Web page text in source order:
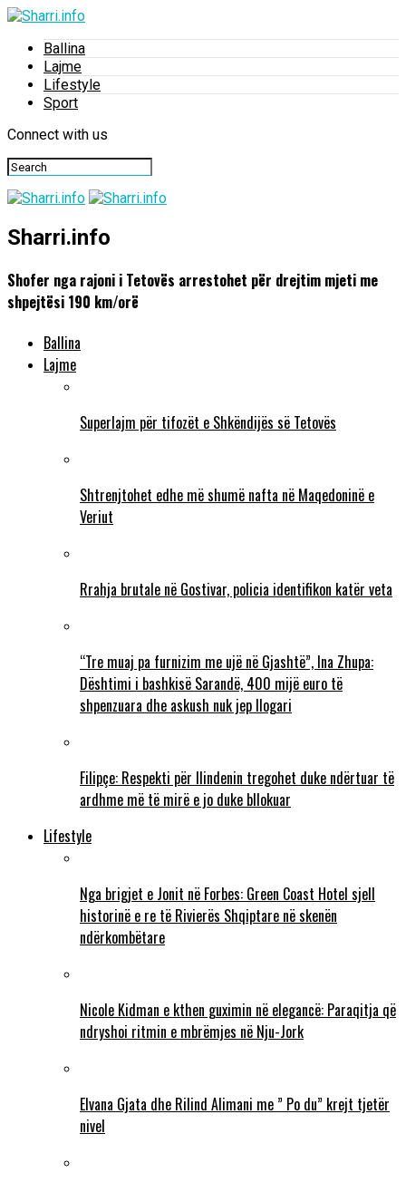
Ballina
Lajme
Lifestyle
Sport
Connect with us
Sharri.info
Shofer nga rajoni i Tetovës arrestohet për drejtim mjeti me
shpejtësi 190 km/orë
Ballina
Lajme
Superlajm për tifozët e Shkëndijës së Tetovës
Shtrenjtohet edhe më shumë nafta në Maqedoninë e
Veriut
Rrahja brutale në Gostivar, policia identifikon katër veta
“Tre muaj pa furnizim me ujë në Gjashtë”, Ina Zhupa:
Dështimi i bashkisë Sarandë, 400 mijë euro të
shpenzuara dhe askush nuk jep llogari
Filipçe: Respekti për Ilindenin tregohet duke ndërtuar të
ardhme më të mirë e jo duke bllokuar
Lifestyle
Nga brigjet e Jonit në Forbes: Green Coast Hotel sjell
historinë e re të Rivierës Shqiptare në skenën
ndërkombëtare
Nicole Kidman e kthen guximin në elegancë: Paraqitja që
ndryshoi ritmin e mbrëmjes në Nju-Jork
Elvana Gjata dhe Rilind Alimani me ” Po du” krejt tjetër
nivel